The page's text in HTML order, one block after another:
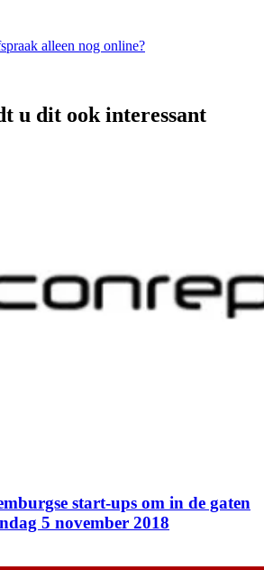
alleen nog online?
u dit ook interessant
start-ups om in de gaten
5 november 2018